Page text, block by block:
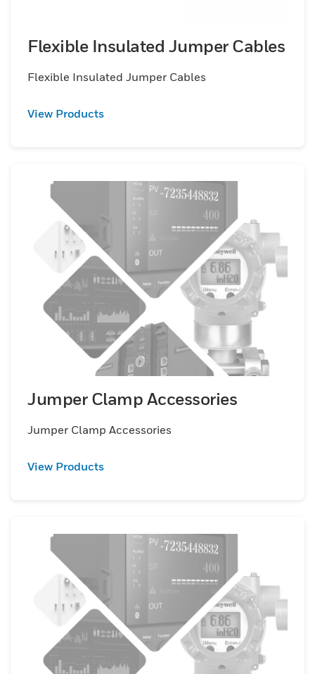
Flexible Insulated Jumper Cables
Flexible Insulated Jumper Cables
View Products
Jumper Clamp Accessories
Jumper Clamp Accessories
View Products